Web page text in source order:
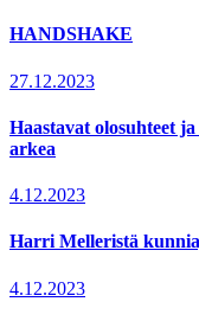
HANDSHAKE
27.12.2023
Haastavat olosuhteet
arkea
4.12.2023
Harri Melleristä
4.12.2023